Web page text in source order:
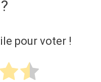
pour voter !